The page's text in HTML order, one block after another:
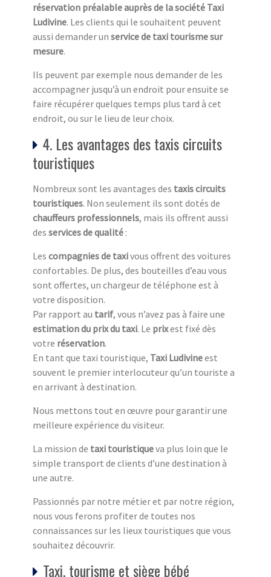
réservation préalable auprès de la société Taxi
Ludivine. Les clients qui le souhaitent peuvent
aussi demander un service de taxi tourisme sur
mesure.
Ils peuvent par exemple nous demander de les
accompagner jusqu’à un endroit pour ensuite se
faire récupérer quelques temps plus tard à cet
endroit, ou sur le lieu de leur choix.
4. Les avantages des taxis circuits
touristiques
Nombreux sont les avantages des taxis circuits
touristiques. Non seulement ils sont dotés de
chauffeurs professionnels, mais ils offrent aussi
des services de qualité :
Les compagnies de taxivous offrent des voitures
confortables. De plus, des bouteilles d’eau vous
sont offertes, un chargeur de téléphone est à
votre disposition.
Par rapport au tarif, vous n’avez pas à faire une
estimation du prix du taxi. Le prixest fixé dès
votre réservation.
En tant que taxi touristique, Taxi Ludivineest
souvent le premier interlocuteur qu’un touriste a
en arrivant à destination.
Nous mettons tout en œuvre pour garantir une
meilleure expérience du visiteur.
La mission de taxi touristiqueva plus loin que le
simple transport de clients d’une destination à
une autre.
Passionnés par notre métier et par notre région,
nous vous ferons profiter de toutes nos
connaissances sur les lieux touristiques que vous
souhaitez découvrir.
Taxi, tourisme et siège bébé